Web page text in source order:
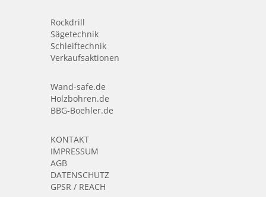
Rockdrill
Sägetechnik
Schleiftechnik
Verkaufsaktionen
Wand-safe.de
Holzbohren.de
BBG-Boehler.de
KONTAKT
IMPRESSUM
AGB
DATENSCHUTZ
GPSR / REACH